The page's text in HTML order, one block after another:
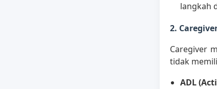
langkah
2.
Caregiver
tidak
ADL